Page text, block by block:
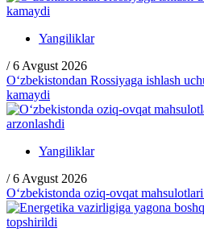
Yangiliklar
/ 6 Avgust 2026
O‘zbekistondan Rossiyaga ishlash
kamaydi
Yangiliklar
/ 6 Avgust 2026
O‘zbekistonda oziq-ovqat